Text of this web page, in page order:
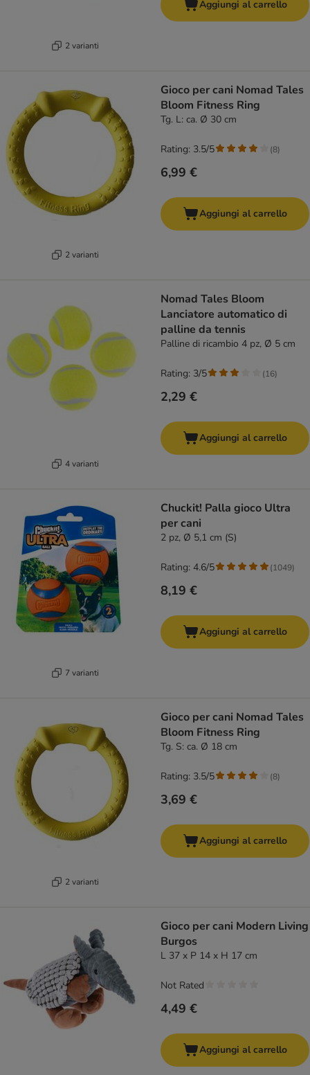
2 varianti
Aggiungi al carrello
2 varianti
Gioco per cani Nomad Tales
Bloom Fitness Ring
Tg. L: ca. Ø 30 cm
6,99 €
Rating: 3.5/5 (8)
Aggiungi al carrello
4 varianti
Nomad Tales Bloom
Lanciatore automatico di
palline da tennis
Palline di ricambio 4 pz, Ø 5 cm
2,29 €
Rating: 3/5 (16)
Aggiungi al carrello
7 varianti
Chuckit! Palla gioco Ultra
per cani
2 pz, Ø 5,1 cm (S)
8,19 €
Rating: 4.6/5 (1049)
Aggiungi al carrello
2 varianti
Gioco per cani Nomad Tales
Bloom Fitness Ring
Tg. S: ca. Ø 18 cm
3,69 €
Rating: 3.5/5 (8)
Aggiungi al carrello
Gioco per cani Modern Living
Burgos
L 37 x P 14 x H 17 cm
4,49 €
Not Rated
Aggiungi al carrello